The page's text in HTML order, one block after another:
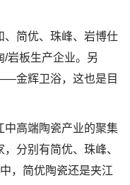
、简优、珠峰、岩博仕
岩板生产企业。另
金辉卫浴，这也是目
中高端陶瓷产业的聚集
分别有简优、珠峰、
，简优陶瓷还是夹江